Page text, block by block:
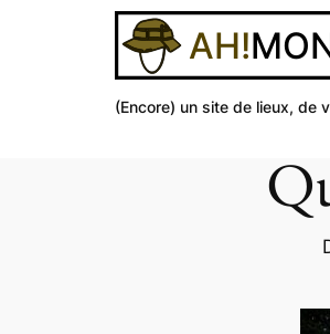
(Encore) un site de lieux, de